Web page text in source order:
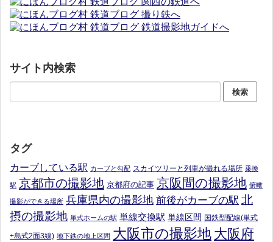
サイト内検索
タグ
カーブしている駅 カーブと勾配 スカイツリーと列車が撮れる場所 乗換
駅 京都市の撮影地 京都府の記事 京阪間の撮影地 俯瞰
撮影ができる場所 兵庫県内の撮影地 前後がカーブの駅 北
摂の撮影地 単式ホームの駅 単線交換駅 単線区間 国鉄型配線(単式
+島式2面3線) 地下鉄の地上区間 大阪市の撮影地 大阪府